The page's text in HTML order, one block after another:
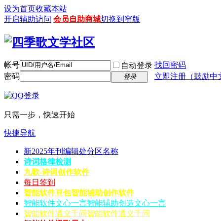
设为首页收藏本站
开启辅助访问 会员自助商城切换到窄版
帐号 自动登录 找回密码
密码
登录 立即注册（鼓励中
只需一步，快速开始
快捷导航
新2025年刊编辑处分区名称
诗词格律检测
九歌-诗词创作软件
每日签到
智能软件豆包智能辅助创作软件
智能软件文心一言智能辅助创造文心一言
智能软件通义千问智能软件通义千问